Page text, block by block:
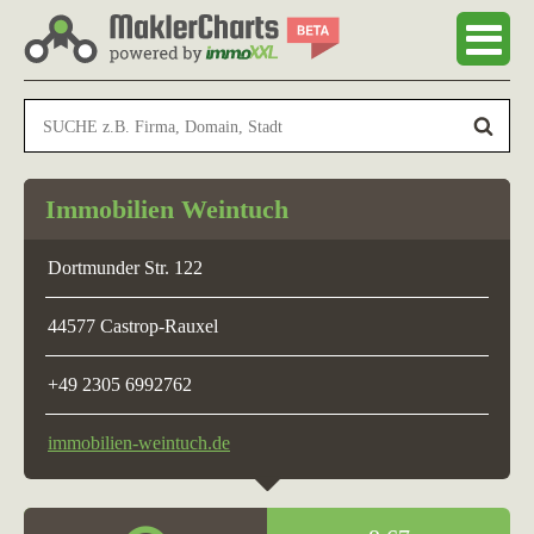
Immobilien Weintuch
Dortmunder Str. 122
44577 Castrop-Rauxel
+49 2305 6992762
immobilien-weintuch.de